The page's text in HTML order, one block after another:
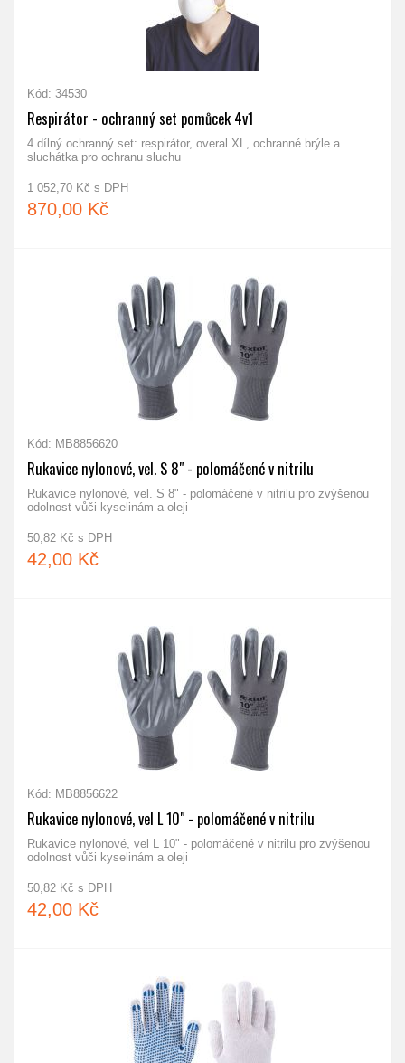
Kód: 34530
Respirátor - ochranný set pomůcek 4v1
4 dílný ochranný set: respirátor, overal XL, ochranné brýle a
sluchátka pro ochranu sluchu
1 052,70 Kč s DPH
870,00 Kč
Kód: MB8856620
Rukavice nylonové, vel. S 8" - polomáčené v nitrilu
Rukavice nylonové, vel. S 8" - polomáčené v nitrilu pro zvýšenou
odolnost vůči kyselinám a oleji
50,82 Kč s DPH
42,00 Kč
Kód: MB8856622
Rukavice nylonové, vel L 10" - polomáčené v nitrilu
Rukavice nylonové, vel L 10" - polomáčené v nitrilu pro zvýšenou
odolnost vůči kyselinám a oleji
50,82 Kč s DPH
42,00 Kč